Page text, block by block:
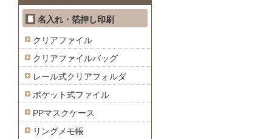
名入れ・箔押し印刷
クリアファイル
クリアファイルバッグ
レール式クリアフォルダ
ポケット式ファイル
PPマスクケース
リングメモ帳